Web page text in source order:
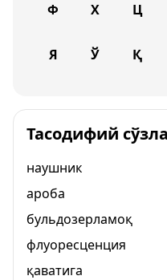
Ф Х Ц
Я Ў Қ
Тасодифий
наушник
ароба
бульдозерламоқ
флуоресценция
қаватига